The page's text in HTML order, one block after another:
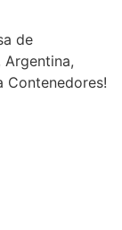
de
Contenedores!